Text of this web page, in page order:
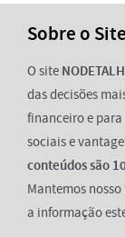
Sobre o Site
O site
das decisões
financeiro e para
sociais e
conteúdos são
Mantemos
a informação